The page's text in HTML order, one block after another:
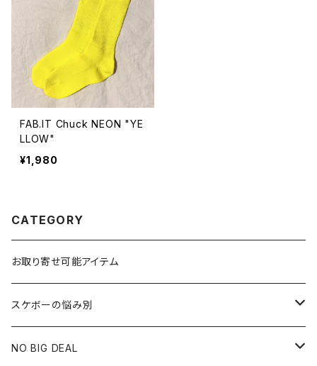
FAB.IT Chuck NEON "YE
LLOW"
¥1,980
CATEGORY
お取り寄せ可能アイテム
スケボーの悩み別
膝や腰が痛い
NO BIG DEAL